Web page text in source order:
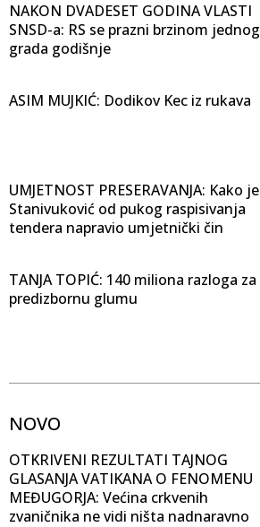
NAKON DVADESET GODINA VLASTI
SNSD-a: RS se prazni brzinom jednog
grada godišnje
ASIM MUJKIĆ: Dodikov Kec iz rukava
UMJETNOST PRESERAVANJA: Kako je
Stanivuković od pukog raspisivanja
tendera napravio umjetnički čin
TANJA TOPIĆ: 140 miliona razloga za
predizbornu glumu
NOVO
OTKRIVENI REZULTATI TAJNOG
GLASANJA VATIKANA O FENOMENU
MEĐUGORJA: Većina crkvenih
zvaničnika ne vidi ništa nadnaravno